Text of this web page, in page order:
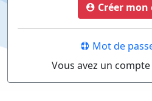
Créer mon
Mot de
Vous avez un compte